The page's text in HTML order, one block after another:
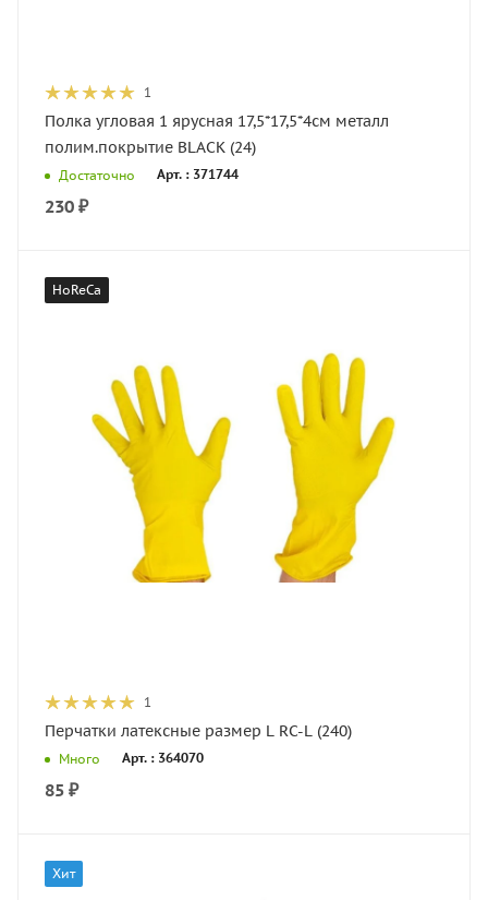
1
Полка угловая 1 ярусная 17,5*17,5*4см металл
полим.покрытие BLACK (24)
Достаточно Арт. : 371744
230 ₽
HoReCa
1
Перчатки латексные размер L RC-L (240)
Много Арт. : 364070
85 ₽
Хит